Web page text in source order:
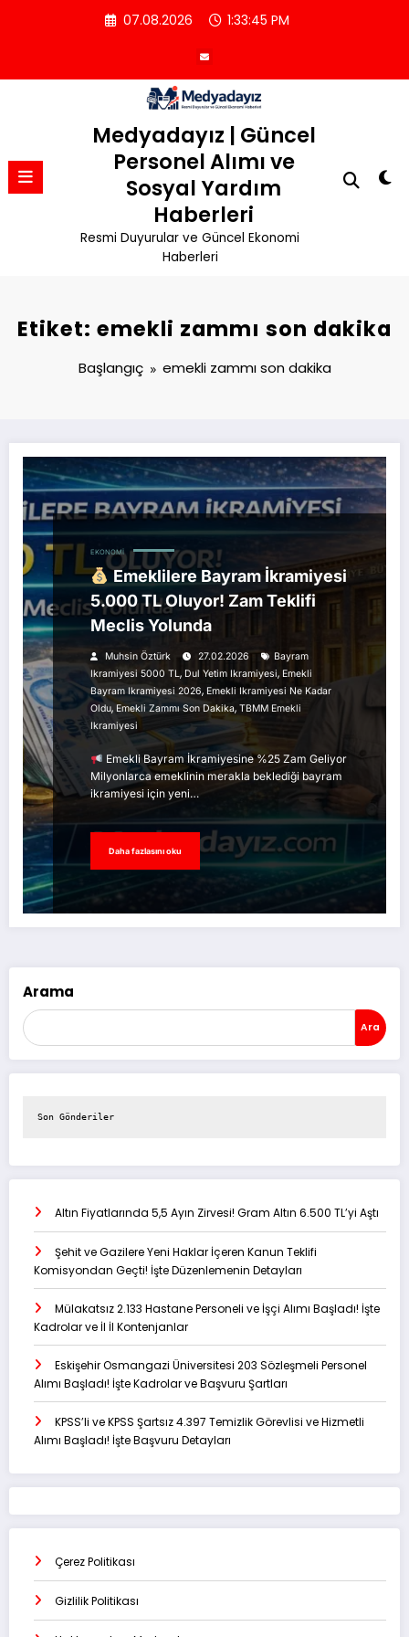
07.08.2026 1:33:46 PM
Medyadayız | Güncel
Personel Alımı ve
Sosyal Yardım
Haberleri
Resmi Duyurular ve Güncel Ekonomi
Haberleri
Etiket: emekli zammı son dakika
Başlangıç emekli zammı son dakika
EKONOMI
Emeklilere Bayram İkramiyesi
5.000 TL Oluyor! Zam Teklifi
Meclis Yolunda
Muhsin Öztürk 27.02.2026
Bayram
Ikramiyesi 5000 TL, Dul Yetim Ikramiyesi, Emekli
Bayram Ikramiyesi 2026, Emekli Ikramiyesi Ne Kadar
Oldu, Emekli Zammı Son Dakika, TBMM Emekli
Ikramiyesi
Emekli Bayram İkramiyesine %25 Zam Geliyor
Milyonlarca emeklinin merakla beklediği bayram
ikramiyesi için yeni…
Daha fazlasını oku
Arama
Ara
Son Gönderiler
Altın Fiyatlarında 5,5 Ayın Zirvesi! Gram Altın 6.500 TL’yi Aştı
Şehit ve Gazilere Yeni Haklar İçeren Kanun Teklifi
Komisyondan Geçti! İşte Düzenlemenin Detayları
Mülakatsız 2.133 Hastane Personeli ve İşçi Alımı Başladı! İşte
Kadrolar ve İl İl Kontenjanlar
Eskişehir Osmangazi Üniversitesi 203 Sözleşmeli Personel
Alımı Başladı! İşte Kadrolar ve Başvuru Şartları
KPSS’li ve KPSS Şartsız 4.397 Temizlik Görevlisi ve Hizmetli
Alımı Başladı! İşte Başvuru Detayları
Çerez Politikası
Gizlilik Politikası